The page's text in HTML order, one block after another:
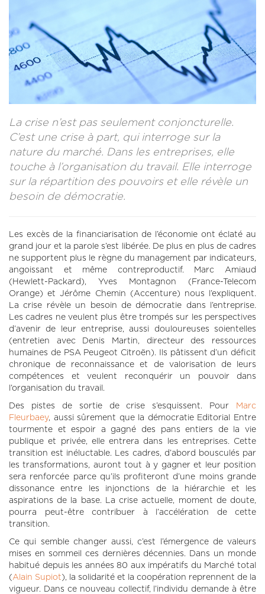
LA REVUE CADRES
LE CREFAC
L’OBSERVATOIRE DES CADRES
La crise n’est pas seulement conjoncturelle.
C’est une crise à part, qui interroge sur la
nature du marché. Dans les entreprises, elle
touche à l’organisation du travail. Elle interroge
sur la répartition des pouvoirs et elle révèle un
besoin de démocratie.
Les excès de la financiarisation de l’économie ont éclaté au
grand jour et la parole s’est libérée. De plus en plus de cadres
ne supportent plus le règne du management par indicateurs,
angoissant et même contreproductif. Marc Amiaud
(Hewlett-Packard), Yves Montagnon (France-Telecom
Orange) et Jérôme Chemin (Accenture) nous l’expliquent.
La crise révèle un besoin de démocratie dans l’entreprise.
Les cadres ne veulent plus être trompés sur les perspectives
d’avenir de leur entreprise, aussi douloureuses soientelles
(entretien avec Denis Martin, directeur des ressources
humaines de PSA Peugeot Citroën). Ils pâtissent d’un déficit
chronique de reconnaissance et de valorisation de leurs
compétences et veulent reconquérir un pouvoir dans
l’organisation du travail.
Des pistes de sortie de crise s’esquissent. Pour
Marc
Fleurbaey, aussi sûrement que la démocratie Editorial Entre
tourmente et espoir a gagné des pans entiers de la vie
publique et privée, elle entrera dans les entreprises. Cette
transition est inéluctable. Les cadres, d’abord bousculés par
les transformations, auront tout à y gagner et leur position
sera renforcée parce qu’ils profiteront d’une moins grande
dissonance entre les injonctions de la hiérarchie et les
aspirations de la base. La crise actuelle, moment de doute,
pourra peut-être contribuer à l’accélération de cette
transition.
Ce qui semble changer aussi, c’est l’émergence de valeurs
mises en sommeil ces dernières décennies. Dans un monde
habitué depuis les années 80 aux impératifs du Marché total
(Alain Supiot), la solidarité et la coopération reprennent de la
vigueur. Dans ce nouveau collectif, l’individu demande à être